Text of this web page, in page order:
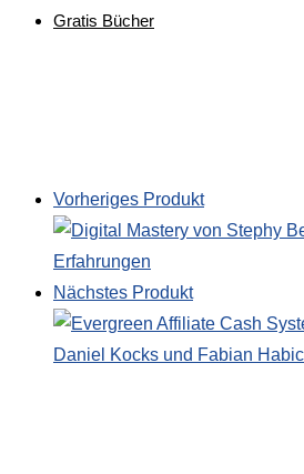
Gratis Bücher
Vorheriges Produkt
Nächstes Produkt